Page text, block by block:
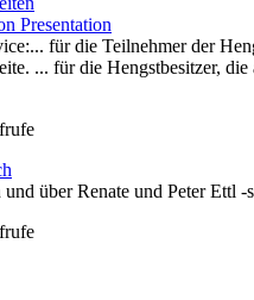
Presentation
für die Teilnehmer der
... für die Hengstbesitzer,
über Renate und Peter Ettl